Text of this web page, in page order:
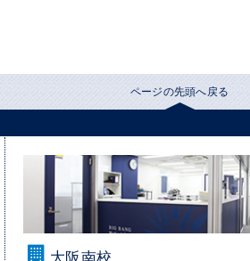
ページの先頭へ戻る